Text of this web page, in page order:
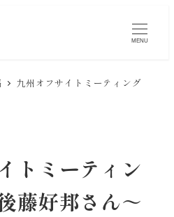
MENU
九州オフサイトミーティング
トミーティン
藤好邦さん～